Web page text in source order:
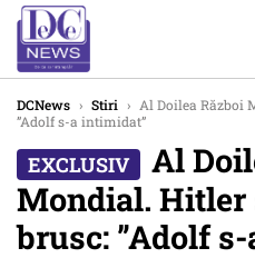
DCNews › Stiri › Al Doilea Război
”Adolf s-a intimidat”
Al
Mondial. Hitler
brusc: ”Adolf